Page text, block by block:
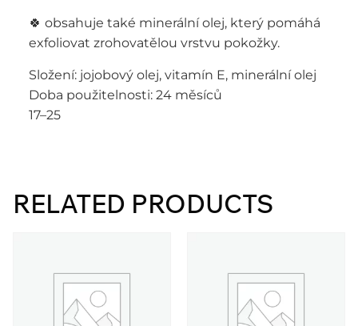
🍀 obsahuje také minerální olej, který pomáhá
exfoliovat zrohovatělou vrstvu pokožky.
Složení: jojobový olej, vitamín E, minerální olej
Doba použitelnosti: 24 měsíců
17–25
RELATED PRODUCTS